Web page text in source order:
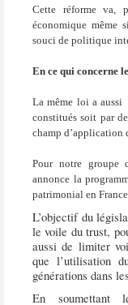
Cette réforme va,
économique même
souci de politique
En ce qui concerne
La même loi a aussi
constitués soit par
champ d’application
Pour notre groupe
annonce la
patrimonial en France
L’objectif du
le voile du trust,
aussi de limiter
que l’utilisation
générations dans
En soumettant